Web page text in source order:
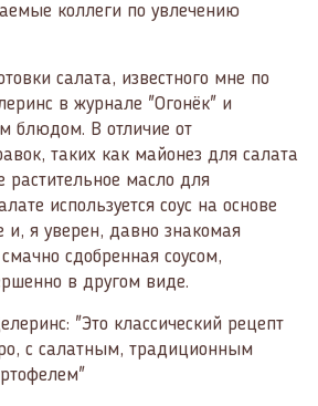
коллеги по увлечению
салата, известного мне по
в журнале "Огонёк" и
блюдом. В отличие от
таких как майонез для салата
растительное масло для
используется соус на основе
и, я уверен, давно знакомая
сдобренная соусом,
в другом виде.
"Это классический рецепт
с салатным, традиционным